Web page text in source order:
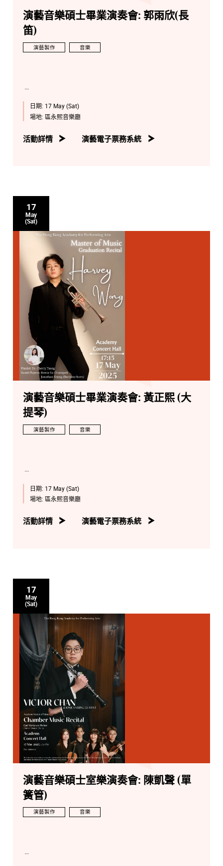
演藝音樂碩士畢業演奏會: 郭雨欣(長
笛)
演藝製作 音樂
日期: 17 May (Sat)
場地: 區永熙音樂廳
活動詳情 演藝電子票務系統
17
May
(Sat)
演藝音樂碩士畢業演奏會: 黃正熙 (大
提琴)
演藝製作 音樂
日期: 17 May (Sat)
場地: 區永熙音樂廳
活動詳情 演藝電子票務系統
17
May
(Sat)
演藝音樂碩士室樂演奏會: 陳凱聲 (單
簧管)
演藝製作 音樂